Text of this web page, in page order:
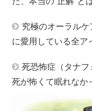
究極のオーラル
に愛用している全ア
死恐怖症（タナフ
死が怖くて眠れなか